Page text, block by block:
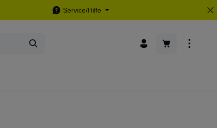
Service/Hilfe
Warenkorb